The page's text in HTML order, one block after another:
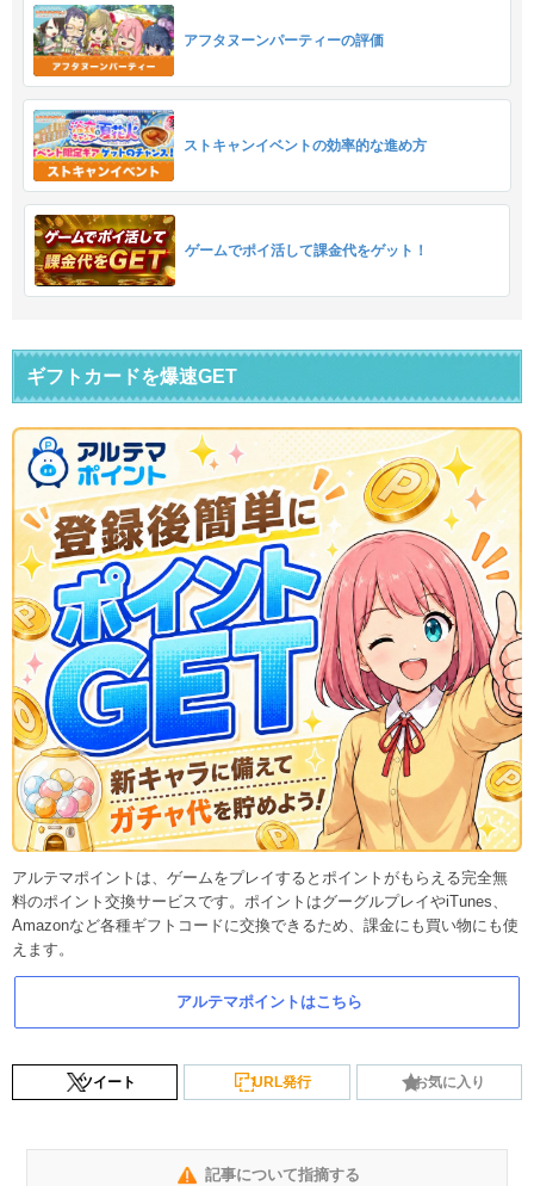
アフタヌーンパーティーの評価
ストキャンイベントの効率的な進め方
ゲームでポイ活して課金代をゲット！
ギフトカードを爆速GET
アルテマポイントは、ゲームをプレイするとポイントがもらえる完全無
料のポイント交換サービスです。ポイントはグーグルプレイやiTunes、
Amazonなど各種ギフトコードに交換できるため、課金にも買い物にも使
えます。
アルテマポイントはこちら
ツイート URL発行 お気に入り
記事について指摘する